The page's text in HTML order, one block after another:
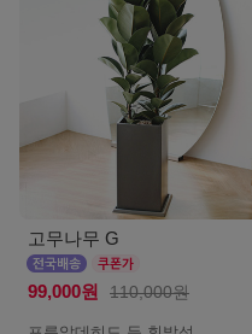
고무나무 G
99,000원 110,000원